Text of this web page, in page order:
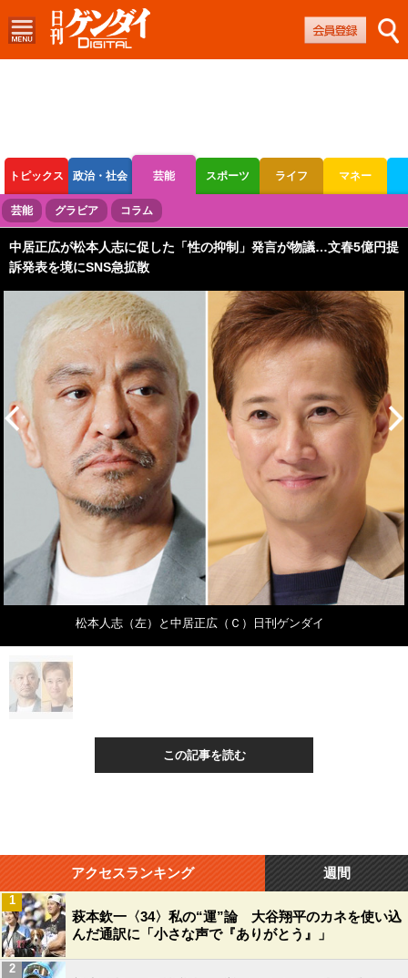
トピックス 政治・社会 芸能 スポーツ ライフ マネー
ボートレース 競輪 オートレース
芸能 グラビア コラム
中居正広が松本人志に促した「性の抑制」発言が物議…文春5億円提
訴発表を境にSNS急拡散
松本人志（左）と中居正広（Ｃ）日刊ゲンダイ
この記事を読む
アクセスランキング 週間
萩本欽一〈34〉私の“運”論 大谷翔平のカネを使い込
んだ通訳に「小さな声で『ありがとう』」
1
2